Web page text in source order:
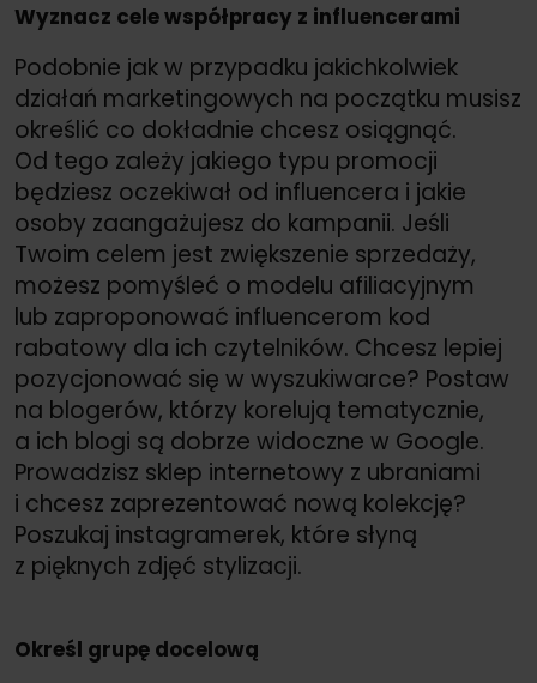
Wyznacz cele współpracy z influencerami
Podobnie jak w przypadku jakichkolwiek
działań marketingowych na początku musisz
określić co dokładnie chcesz osiągnąć.
Od tego zależy jakiego typu promocji
będziesz oczekiwał od influencera i jakie
osoby zaangażujesz do kampanii. Jeśli
Twoim celem jest zwiększenie sprzedaży,
możesz pomyśleć o modelu afiliacyjnym
lub zaproponować influencerom kod
rabatowy dla ich czytelników. Chcesz lepiej
pozycjonować się w wyszukiwarce? Postaw
na blogerów, którzy korelują tematycznie,
a ich blogi są dobrze widoczne w Google.
Prowadzisz sklep internetowy z ubraniami
i chcesz zaprezentować nową kolekcję?
Poszukaj instagramerek, które słyną
z pięknych zdjęć stylizacji.
Określ grupę docelową